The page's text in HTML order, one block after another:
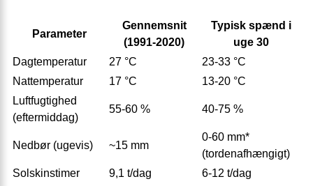
Parameter
Gennemsnit
(1991-2020)
Typisk spænd i
uge 30
Dagtemperatur
27 °C
23-33 °C
Nattemperatur
17 °C
13-20 °C
Luftfugtighed
(eftermiddag)
55-60 % 40-75 %
Nedbør (ugevis) ~15 mm
0-60 mm*
(tordenafhængigt)
Solskinstimer
9,1 t/dag
6-12 t/dag